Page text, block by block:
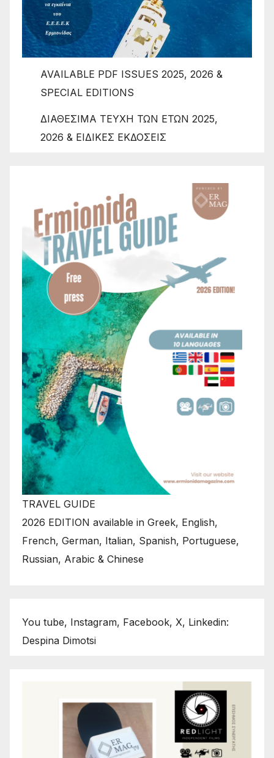
AVAILABLE PDF ISSUES 2025, 2026 &
SPECIAL EDITIONS
ΔΙΑΘΕΣΙΜΑ ΤΕΥΧΗ ΤΩΝ ΕΤΩΝ 2025,
2026 & ΕΙΔΙΚΕΣ ΕΚΔΟΣΕΙΣ
TRAVEL GUIDE
2026 EDITION available in Greek, English,
French, German, Italian, Spanish, Portuguese,
Russian, Arabic & Chinese
You tube, Instagram, Facebook, X, Linkedin:
Despina Dimotsi